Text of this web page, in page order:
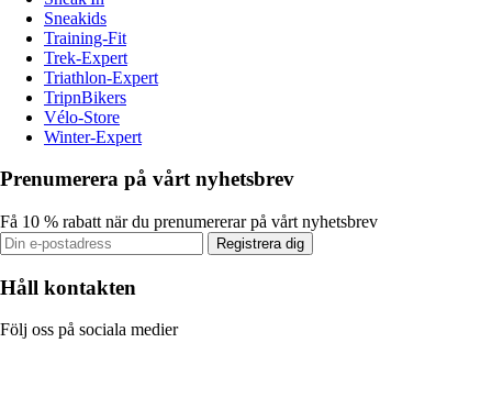
Sneakids
Training-Fit
Trek-Expert
Triathlon-Expert
TripnBikers
Vélo-Store
Winter-Expert
Prenumerera på vårt nyhetsbrev
Få 10 % rabatt när du prenumererar på vårt nyhetsbrev
Registrera dig
Håll kontakten
Följ oss på sociala medier